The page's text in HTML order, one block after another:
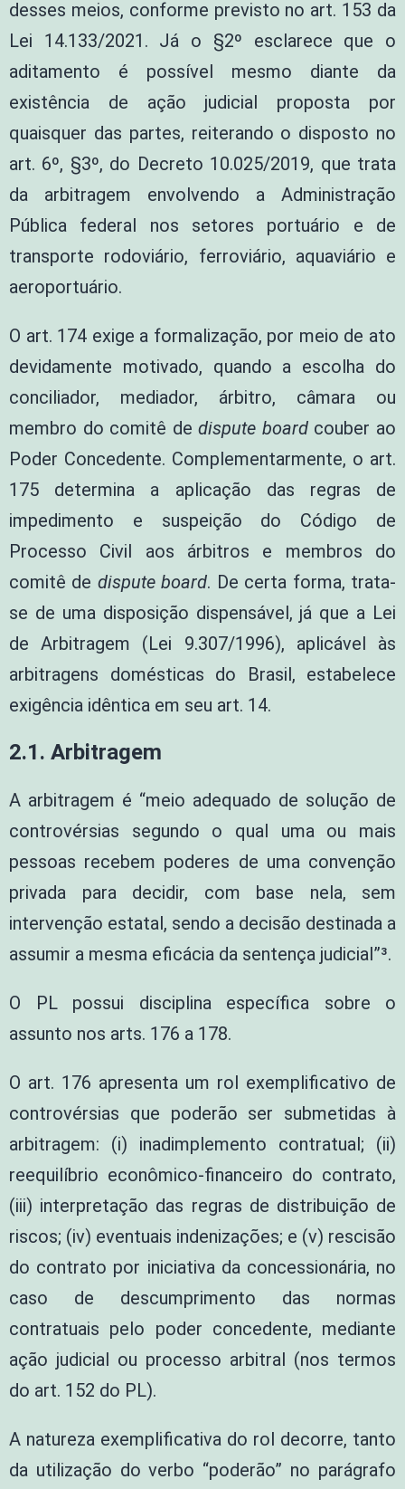
desses meios, conforme previsto no art. 153 da
Lei 14.133/2021. Já o §2º esclarece que o
aditamento é possível mesmo diante da
existência de ação judicial proposta por
quaisquer das partes, reiterando o disposto no
art. 6º, §3º, do Decreto 10.025/2019, que trata
da arbitragem envolvendo a Administração
Pública federal nos setores portuário e de
transporte rodoviário, ferroviário, aquaviário e
aeroportuário.
O art. 174 exige a formalização, por meio de ato
devidamente motivado, quando a escolha do
conciliador, mediador, árbitro, câmara ou
membro do comitê dedispute boardcouber ao
Poder Concedente. Complementarmente, o art.
175 determina a aplicação das regras de
impedimento e suspeição do Código de
Processo Civil aos árbitros e membros do
comitê de dispute board. De certa forma, trata-
se de uma disposição dispensável, já que a Lei
de Arbitragem (Lei 9.307/1996), aplicável às
arbitragens domésticas do Brasil, estabelece
exigência idêntica em seu art. 14.
2.1. Arbitragem
A arbitragem é “meio adequado de solução de
controvérsias segundo o qual uma ou mais
pessoas recebem poderes de uma convenção
privada para decidir, com base nela, sem
intervenção estatal, sendo a decisão destinada a
assumir a mesma eficácia da sentença judicial”³.
O PL possui disciplina específica sobre o
assunto nos arts. 176 a 178.
O art. 176 apresenta um rol exemplificativo de
controvérsias que poderão ser submetidas à
arbitragem: (i) inadimplemento contratual; (ii)
reequilíbrio econômico-financeiro do contrato,
(iii) interpretação das regras de distribuição de
riscos; (iv) eventuais indenizações; e (v) rescisão
do contrato por iniciativa da concessionária, no
caso de descumprimento das normas
contratuais pelo poder concedente, mediante
ação judicial ou processo arbitral (nos termos
do art. 152 do PL).
A natureza exemplificativa do rol decorre, tanto
da utilização do verbo “poderão” no parágrafo